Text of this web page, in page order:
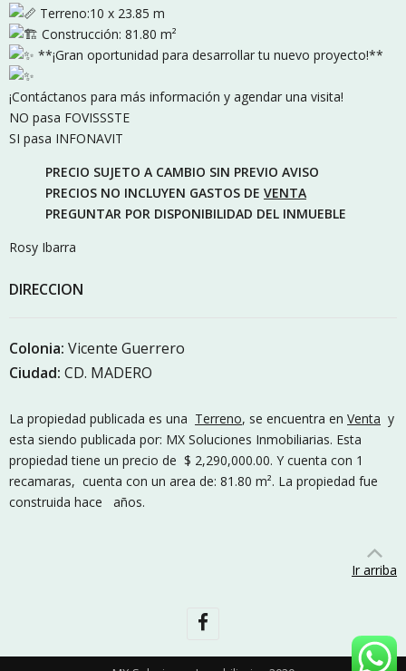
Terreno:10 x 23.85 m
Construcción: 81.80 m²
**¡Gran oportunidad para desarrollar tu nuevo proyecto!**
¡Contáctanos para más información y agendar una visita!
NO pasa FOVISSSTE
SI pasa INFONAVIT
PRECIO SUJETO A CAMBIO SIN PREVIO AVISO
PRECIOS NO INCLUYEN GASTOS DE VENTA
PREGUNTAR POR DISPONIBILIDAD DEL INMUEBLE
Rosy Ibarra
DIRECCION
Colonia:Vicente Guerrero
Ciudad:CD. MADERO
La propiedad publicada es una Terreno, se encuentra en Venta y
esta siendo publicada por: MX Soluciones Inmobiliarias. Esta
propiedad tiene un precio de $ 2,290,000.00. Y cuenta con 1
recamaras, cuenta con un area de: 81.80 m². La propiedad fue
construida hace años.
Ir arriba